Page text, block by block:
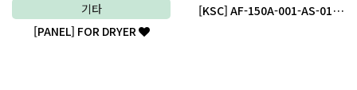
기타
[PANEL] FOR DRYER
[KSC] AF-150A-001-AS-01